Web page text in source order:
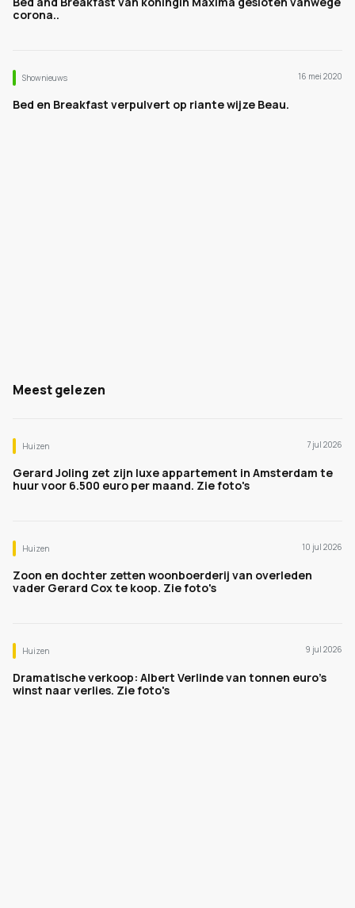
corona..
Shownieuws 16 mei 2020
Bed en Breakfast verpulvert op riante wijze Beau.
Meest gelezen
Huizen 7 jul 2026
Gerard Joling zet zijn luxe appartement in Amsterdam te
huur voor 6.500 euro per maand. Zie foto's
Huizen 10 jul 2026
Zoon en dochter zetten woonboerderij van overleden
vader Gerard Cox te koop. Zie foto's
Huizen 9 jul 2026
Dramatische verkoop: Albert Verlinde van tonnen euro's
winst naar verlies. Zie foto's